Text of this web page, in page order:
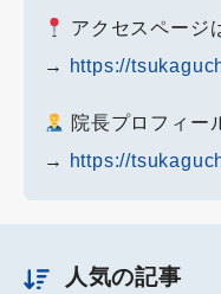
アクセスページ
→
https://
院長プロフィー
→
https://
人気の記事